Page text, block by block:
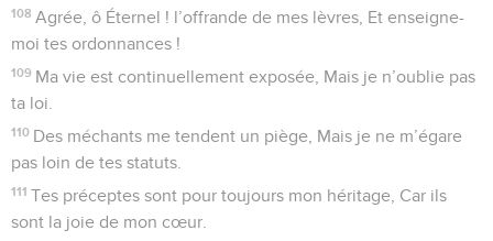
108 Agrée, ô Éternel ! l’offrande de mes lèvres, Et enseigne-
moi tes ordonnances !
109 Ma vie est continuellement exposée, Mais je n’oublie pas
ta loi.
110 Des méchants me tendent un piège, Mais je ne m’égare
pas loin de tes statuts.
111 Tes préceptes sont pour toujours mon héritage, Car ils
sont la joie de mon cœur.